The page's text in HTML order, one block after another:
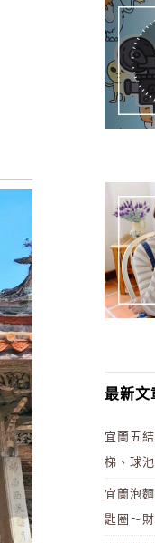
最新文
宜蘭五
梯、球
宜蘭泡
匙圈～